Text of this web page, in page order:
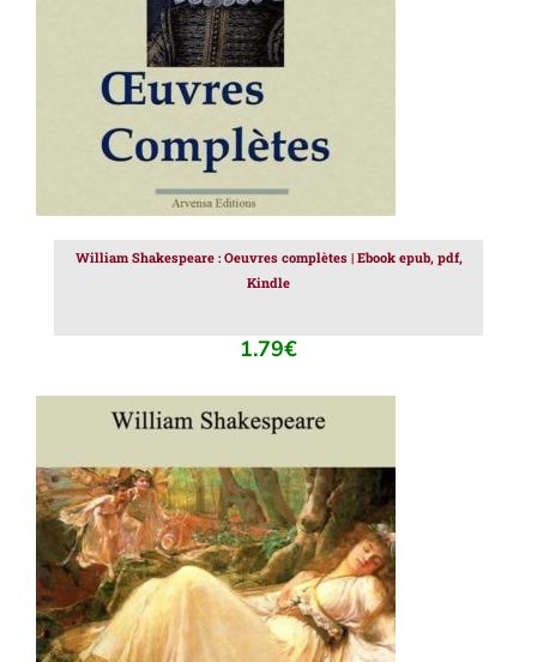
William Shakespeare : Oeuvres complètes | Ebook epub, pdf,
Kindle
1.79€
AJOUTER AU PANIER DÉTAILS